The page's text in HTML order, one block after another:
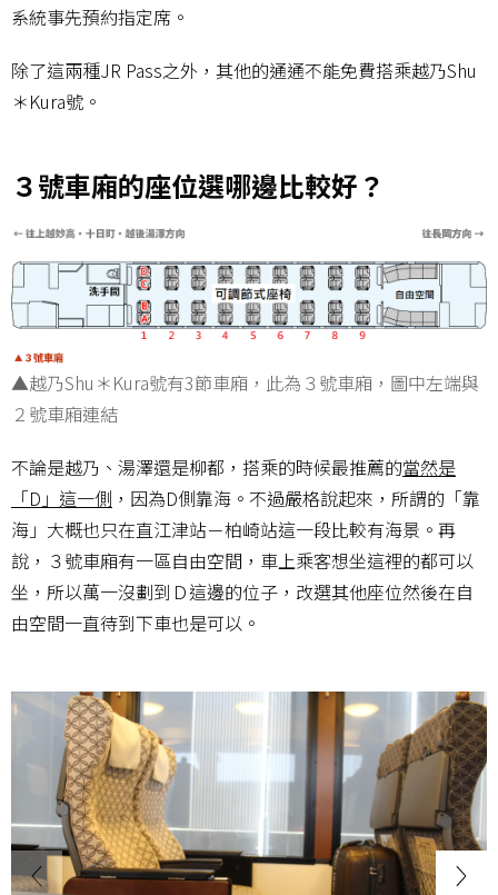
系統事先預約指定席。
除了這兩種JR Pass之外，其他的通通不能免費搭乘越乃Shu
＊Kura號。
３號車廂的座位選哪邊比較好？
▲越乃Shu＊Kura號有3節車廂，此為３號車廂，圖中左端與
２號車廂連結
不論是越乃、湯澤還是柳都，搭乘的時候最推薦的當然是
「D」這一側 ，因為D側靠海。不過嚴格說起來，所謂的「靠
海」大概也只在直江津站－柏崎站這一段比較有海景。再
說，３號車廂有一區自由空間，車上乘客想坐這裡的都可以
坐，所以萬一沒劃到Ｄ這邊的位子，改選其他座位然後在自
由空間一直待到下車也是可以。